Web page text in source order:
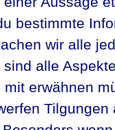
bestimmte
wir alle
alle
erwähnen
Tilgungen